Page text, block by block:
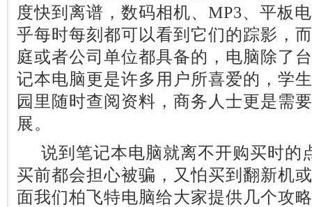
度快到离谱，数码相机、MP3、平板
乎每时每刻都可以看到它们的踪影，
庭或者公司单位都具备的，电脑除了
记本电脑更是许多用户所喜爱的，学
园里随时查阅资料，商务人士更是需
展。
说到笔记本电脑就离不开购买时的
买前都会担心被骗，又怕买到翻新机
面我们柏飞特电脑给大家提供几个攻